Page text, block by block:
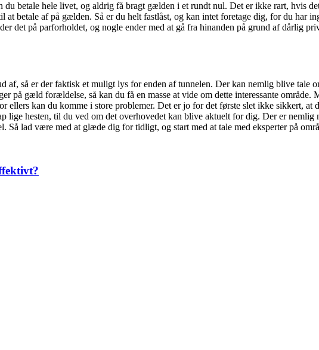
du betale hele livet, og aldrig få bragt gælden i et rundt nul. Det er ikke rart, hvis
at betale af på gælden. Så er du helt fastlåst, og kan intet foretage dig, for du har
det på parforholdet, og nogle ender med at gå fra hinanden på grund af dårlig
af, så er der faktisk et muligt lys for enden af tunnelen. Der kan nemlig blive tale
på gæld forældelse, så kan du få en masse at vide om dette interessante
ellers kan du komme i store problemer. Det er jo for det første slet ikke sikkert,
hesten, til du ved om det overhovedet kan blive aktuelt for dig. Der er nemlig
Så lad være med at glæde dig for tidligt, og start med at tale med eksperter på